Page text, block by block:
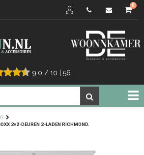
9.0 / 10 56
0
2×2-DEUREN 2-LADEN RICHMOND.